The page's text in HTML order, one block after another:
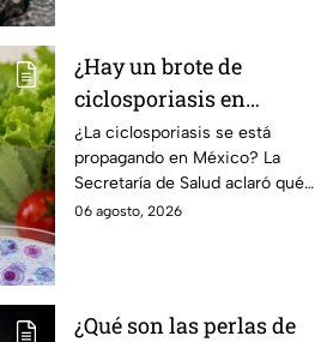
¿Hay un brote de
ciclosporiasis en
México? Salud rompe
el silencio tras 33 casos
detectados
¿La ciclosporiasis se está
propagando en México? La
Secretaría de Salud aclaró qué
ocurre tras la detección de 33
06 agosto, 2026
¿Qué son las perlas de